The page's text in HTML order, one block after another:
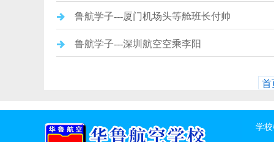
鲁航学子---厦门机场头等舱班长付帅
鲁航学子---深圳航空空乘李阳
首
学